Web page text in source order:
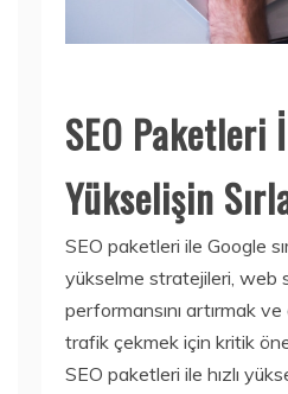
SEO Paketleri
Yükselişin
SEO paketleri ile Google
yükselme stratejileri, web
performansını artırmak
trafik çekmek için kritik
SEO paketleri ile hızlı